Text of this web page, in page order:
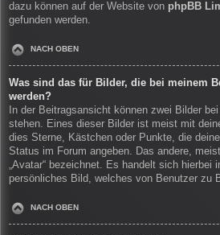
dazu können auf der Website von phpBB
gefunden werden.
NACH OBEN
Was sind das für Bilder, die bei meinem
werden?
In der Beitragsansicht können zwei Bilder
stehen. Eines dieser Bilder ist meist mit
dies Sterne, Kästchen oder Punkte, die
Status im Forum angeben. Das andere,
„Avatar“ bezeichnet. Es handelt sich hierbei
persönliches Bild, welches von Benutzer zu
NACH OBEN